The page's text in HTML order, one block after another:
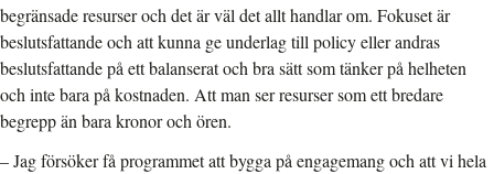
begränsade resurser och det är väl det allt handlar om. Fokuset är
beslutsfattande och att kunna ge underlag till policy eller andras
beslutsfattande på ett balanserat och bra sätt som tänker på helheten
och inte bara på kostnaden. Att man ser resurser som ett bredare
begrepp än bara kronor och ören.
–Jag försöker få programmet att bygga på engagemang och att vi hela